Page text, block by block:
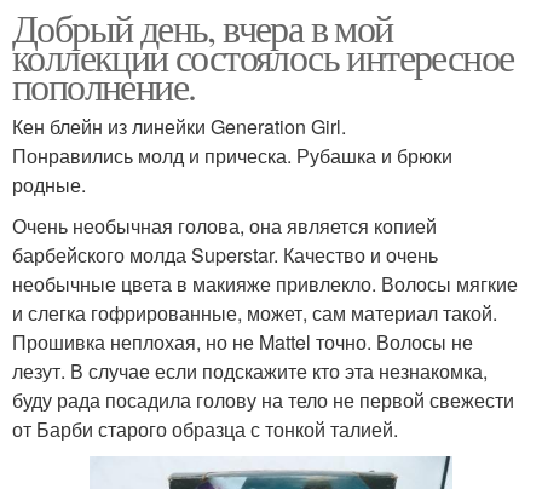
Добрый день, вчера в мой
коллекции состоялось интересное
пополнение.
Кен блейн из линейки Generation Girl.
Понравились молд и прическа. Рубашка и брюки
родные.
Очень необычная голова, она является копией
барбейского молда Superstar. Качество и очень
необычные цвета в макияже привлекло. Волосы мягкие
и слегка гофрированные, может, сам материал такой.
Прошивка неплохая, но не Mattel точно. Волосы не
лезут. В случае если подскажите кто эта незнакомка,
буду рада посадила голову на тело не первой свежести
от Барби старого образца с тонкой талией.